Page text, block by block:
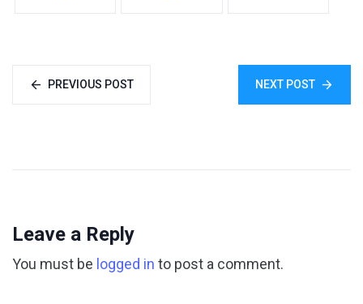
PREVIOUS POST NEXT POST
Leave a Reply
You must be logged in to post a comment.